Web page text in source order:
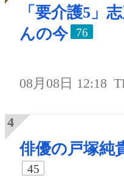
「要介護5」
んの今
76
08月08日 12:18
俳優の戸塚純
45